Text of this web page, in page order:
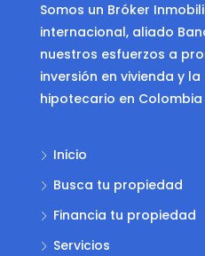
Somos un Bróker
internacional, aliado
nuestros esfuerzos a
inversión en vivienda y
hipotecario en
Inicio
Busca tu propiedad
Financia tu propiedad
Servicios